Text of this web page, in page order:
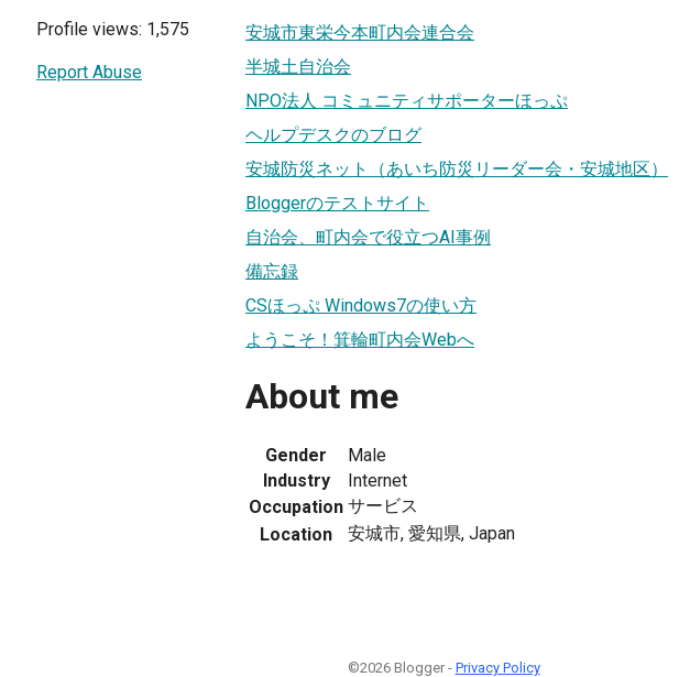
Profile views: 1,575
Report Abuse
安城市東栄今本町内会連合会
半城土自治会
NPO法人 コミュニティサポーターほっぷ
ヘルプデスクのブログ
安城防災ネット（あいち防災リーダー会・安城地区）
Bloggerのテストサイト
自治会、町内会で役立つAI事例
備忘録
CSほっぷ Windows7の使い方
ようこそ！箕輪町内会Webへ
About me
Gender
Male
Industry
Internet
Occupation サービス
Location
安城市, 愛知県, Japan
©2026 Blogger - Privacy Policy